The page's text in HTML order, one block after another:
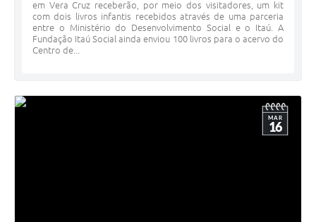
em Vera Cruz receberão, por meio dos visitadores, um kit
com dois livros infantis recebidos através de uma parceria
entre o Ministério do Desenvolvimento Social e o Itaú. A
Fundação Itaú Social ainda enviou 100 livros para o acervo do
Centro de...
MAR
16